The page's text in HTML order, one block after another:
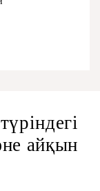
айқын